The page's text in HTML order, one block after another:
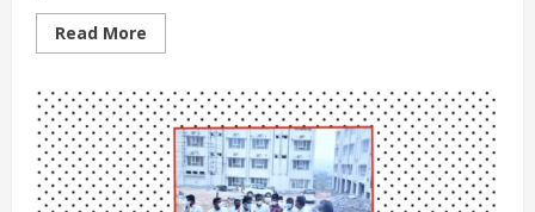
Read More
more
Swamy
Puuja
in
Srisaila
devasthanam